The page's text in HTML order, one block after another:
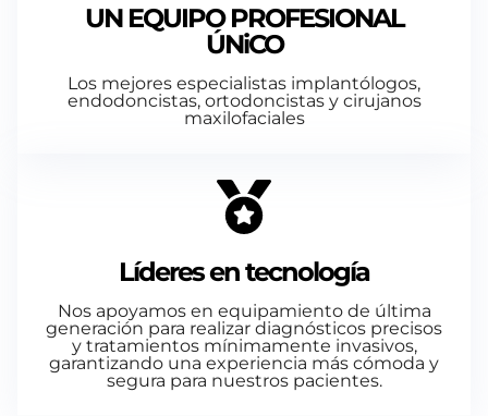
UN EQUIPO PROFESIONAL
ÚNiCO
Los mejores especialistas implantólogos,
endodoncistas, ortodoncistas y cirujanos
maxilofaciales
Líderes en tecnología
Nos apoyamos en equipamiento de última
generación para realizar diagnósticos precisos
y tratamientos mínimamente invasivos,
garantizando una experiencia más cómoda y
segura para nuestros pacientes.